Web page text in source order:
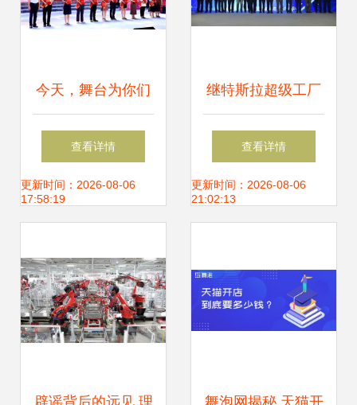
今天，舞台为你们
作证,C位为信任而
生
查看详情
更新时间：2026-08-06
17:58:19
继特斯拉超级工厂
后，又一批重大产
业项目落户上海这
区
查看详情
更新时间：2026-08-06
21:02:13
辟谣背后的远见 理 舞泡网揭秘 天猫开